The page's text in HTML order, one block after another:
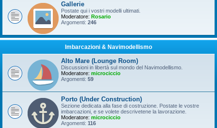
Gallerie
Postate qui i vostri modelli ultimati.
Moderatore: Rosario
Argomenti: 246
Imbarcazioni & Navimodellismo
Alto Mare (Lounge Room)
Discussioni in libertà sul mondo del Navimodellismo.
Moderatore: microciccio
Argomenti: 59
Porto (Under Construction)
Sezione dedicata alla fase di costruzione. Postate le vostre
imbarcazioni, e se volete descrivetene la lavorazione.
Moderatore: microciccio
Argomenti: 116